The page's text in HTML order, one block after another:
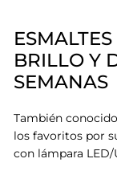
BRILLO Y
SEMANAS
También
los favoritos por
con lámpara LED/